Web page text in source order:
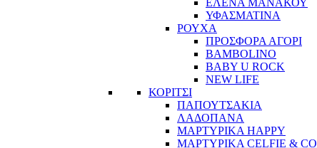
ΥΦΑΣΜΑΤΙΝΑ
ΡΟΥΧΑ
ΠΡΟΣΦΟΡΑ ΑΓΟΡΙ
BAMBOLINO
BABY U ROCK
NEW LIFE
ΚΟΡΙΤΣΙ
ΠΑΠΟΥΤΣΑΚΙΑ
ΛΑΔΟΠΑΝΑ
ΜΑΡΤΥΡΙΚΑ HAPPY
ΜΑΡΤΥΡΙΚΑ CELFIE & CO